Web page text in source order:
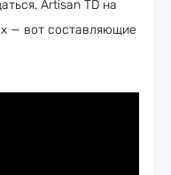
Artisan TD на
— вот составляющие